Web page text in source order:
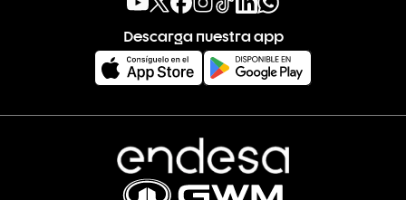
Descarga nuestra app